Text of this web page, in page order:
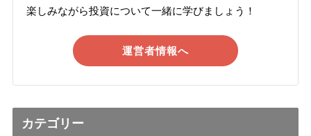
楽しみながら投資について一緒に学びましょう！
運営者情報へ
カテゴリー